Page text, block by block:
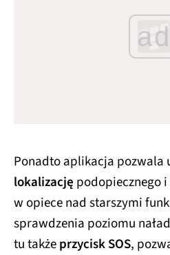
ad
Ponadto aplikacja pozwala
lokalizację podopiecznego
w opiece nad starszymi
sprawdzenia poziomu
tu takżeprzycisk SOS,